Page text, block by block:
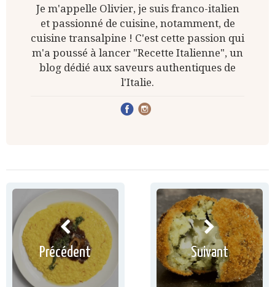
Je m'appelle Olivier, je suis franco-italien
et passionné de cuisine, notamment, de
cuisine transalpine ! C'est cette passion qui
m'a poussé à lancer "Recette Italienne", un
blog dédié aux saveurs authentiques de
l'Italie.
Précédent Suivant